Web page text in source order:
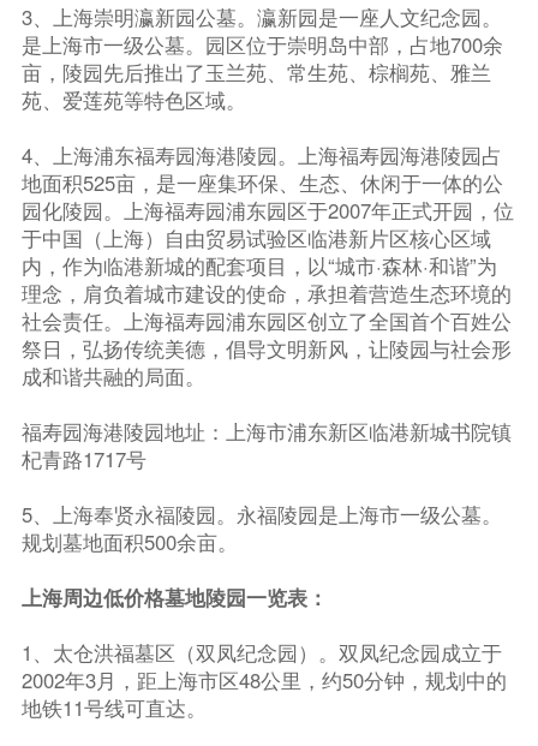
3、上海崇明瀛新园公墓。瀛新园是一座人文纪念园。
是上海市一级公墓。园区位于崇明岛中部，占地700余
亩，陵园先后推出了玉兰苑、常生苑、棕榈苑、雅兰
苑、爱莲苑等特色区域。
4、上海浦东福寿园海港陵园。上海福寿园海港陵园占
地面积525亩，是一座集环保、生态、休闲于一体的公
园化陵园。上海福寿园浦东园区于2007年正式开园，位
于中国（上海）自由贸易试验区临港新片区核心区域
内，作为临港新城的配套项目，以“城市·森林·和谐”为
理念，肩负着城市建设的使命，承担着营造生态环境的
社会责任。上海福寿园浦东园区创立了全国首个百姓公
祭日，弘扬传统美德，倡导文明新风，让陵园与社会形
成和谐共融的局面。
福寿园海港陵园地址：上海市浦东新区临港新城书院镇
杞青路1717号
5、上海奉贤永福陵园。永福陵园是上海市一级公墓。
规划墓地面积500余亩。
上海周边低价格墓地陵园一览表：
1、太仓洪福墓区（双凤纪念园）。双凤纪念园成立于
2002年3月，距上海市区48公里，约50分钟，规划中的
地铁11号线可直达。